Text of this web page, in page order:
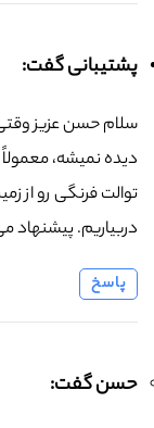
پشتیبانی گفت:
سلام حسن عزیز
دیده نمیشه، معمولاً
توالت فرنگی رو از
دربیاریم.
پاسخ
حسن گفت: